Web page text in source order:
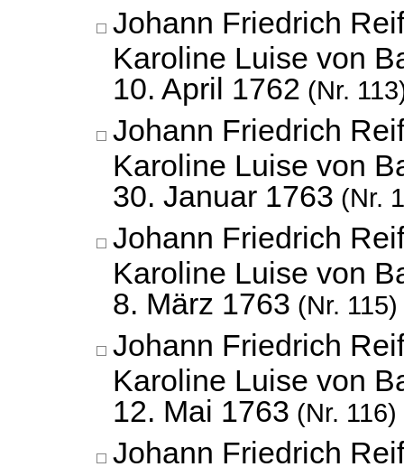
Johann Friedrich
Karoline Luise von
10. April 1762 (Nr.
Johann Friedrich
Karoline Luise von
30. Januar 1763 (Nr.
Johann Friedrich
Karoline Luise von
8. März 1763 (Nr. 115)
Johann Friedrich
Karoline Luise von
12. Mai 1763 (Nr. 116)
Johann Friedrich